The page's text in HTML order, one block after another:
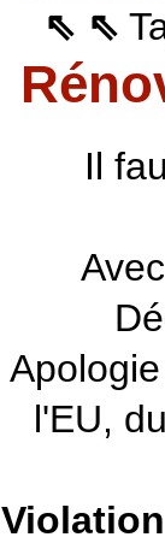
⇖ ⇖
Il
l'EU,
Violation